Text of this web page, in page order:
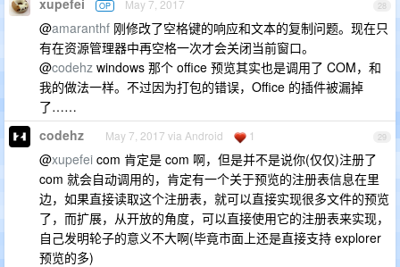
28
OP May 7, 2017
@amaranthf 刚修改了空格键的响应和文本的复制问题。现在只
有在资源管理器中再空格一次才会关闭当前窗口。
@codehz windows 那个 office 预览其实也是调用了 COM，和
我的做法一样。不过因为打包的错误，Office 的插件被漏掉
了……
29
codehz May 7, 2017 via Android 1
@xupefei com 肯定是 com 啊，但是并不是说你(仅仅)注册了
com 就会自动调用的，肯定有一个关于预览的注册表信息在里
边，如果直接读取这个注册表，就可以直接实现很多文件的预览
了，而扩展，从开放的角度，可以直接使用它的注册表来实现，
自己发明轮子的意义不大啊(毕竟市面上还是直接支持 explorer
预览的多)